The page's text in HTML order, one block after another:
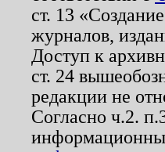
ст. 13
журналов,
Доступ к
ст. 24
редакции не
Согласно ч.2.